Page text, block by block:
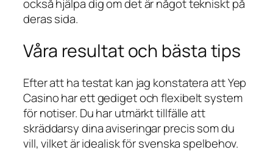
också hjälpa dig om det är något tekniskt på
deras sida.
Våra resultat och bästa tips
Efter att ha testat kan jag konstatera att Yep
Casino har ett gediget och flexibelt system
för notiser. Du har utmärkt tillfälle att
skräddarsy dina aviseringar precis som du
vill, vilket är idealisk för svenska spelbehov.